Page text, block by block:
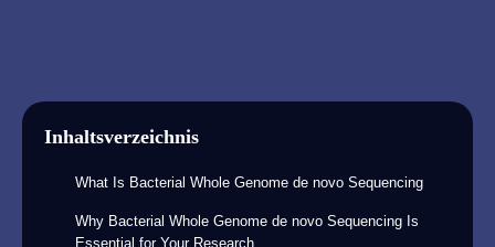
Inhaltsverzeichnis
What Is Bacterial Whole Genome de novo Sequencing
Why Bacterial Whole Genome de novo Sequencing Is
Essential for Your Research